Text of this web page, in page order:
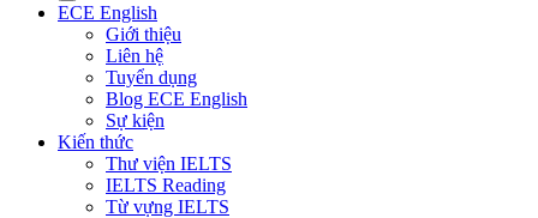
ECE English
Giới thiệu
Liên hệ
Tuyển dụng
Blog ECE English
Sự kiện
Kiến thức
Thư viện IELTS
IELTS Reading
Từ vựng IELTS